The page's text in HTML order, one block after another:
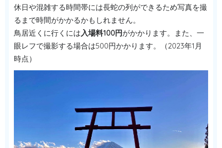
休日や混雑する時間帯には長蛇の列ができるため写真を撮
るまで時間がかかるかもしれません。
鳥居近くに行くには入場料100円がかかります。また、一
眼レフで撮影する場合は500円かかります。（2023年1月
時点）